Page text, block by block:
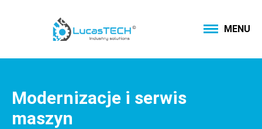
MENU
Modernizacje i serwis
maszyn